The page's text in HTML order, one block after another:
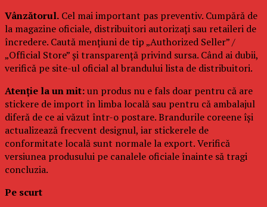
Vânzătorul. Cel mai important pas preventiv. Cumpără de
la magazine oficiale, distribuitori autorizați sau retaileri de
încredere. Caută mențiuni de tip „Authorized Seller” /
„Official Store” și transparență privind sursa. Când ai dubii,
verifică pe site-ul oficial al brandului lista de distribuitori.
Atenție la un mit:un produs nu e fals doar pentru că are
stickere de import în limba locală sau pentru că ambalajul
diferă de ce ai văzut într-o postare. Brandurile coreene își
actualizează frecvent designul, iar stickerele de
conformitate locală sunt normale la export. Verifică
versiunea produsului pe canalele oficiale înainte să tragi
concluzia.
Pe scurt